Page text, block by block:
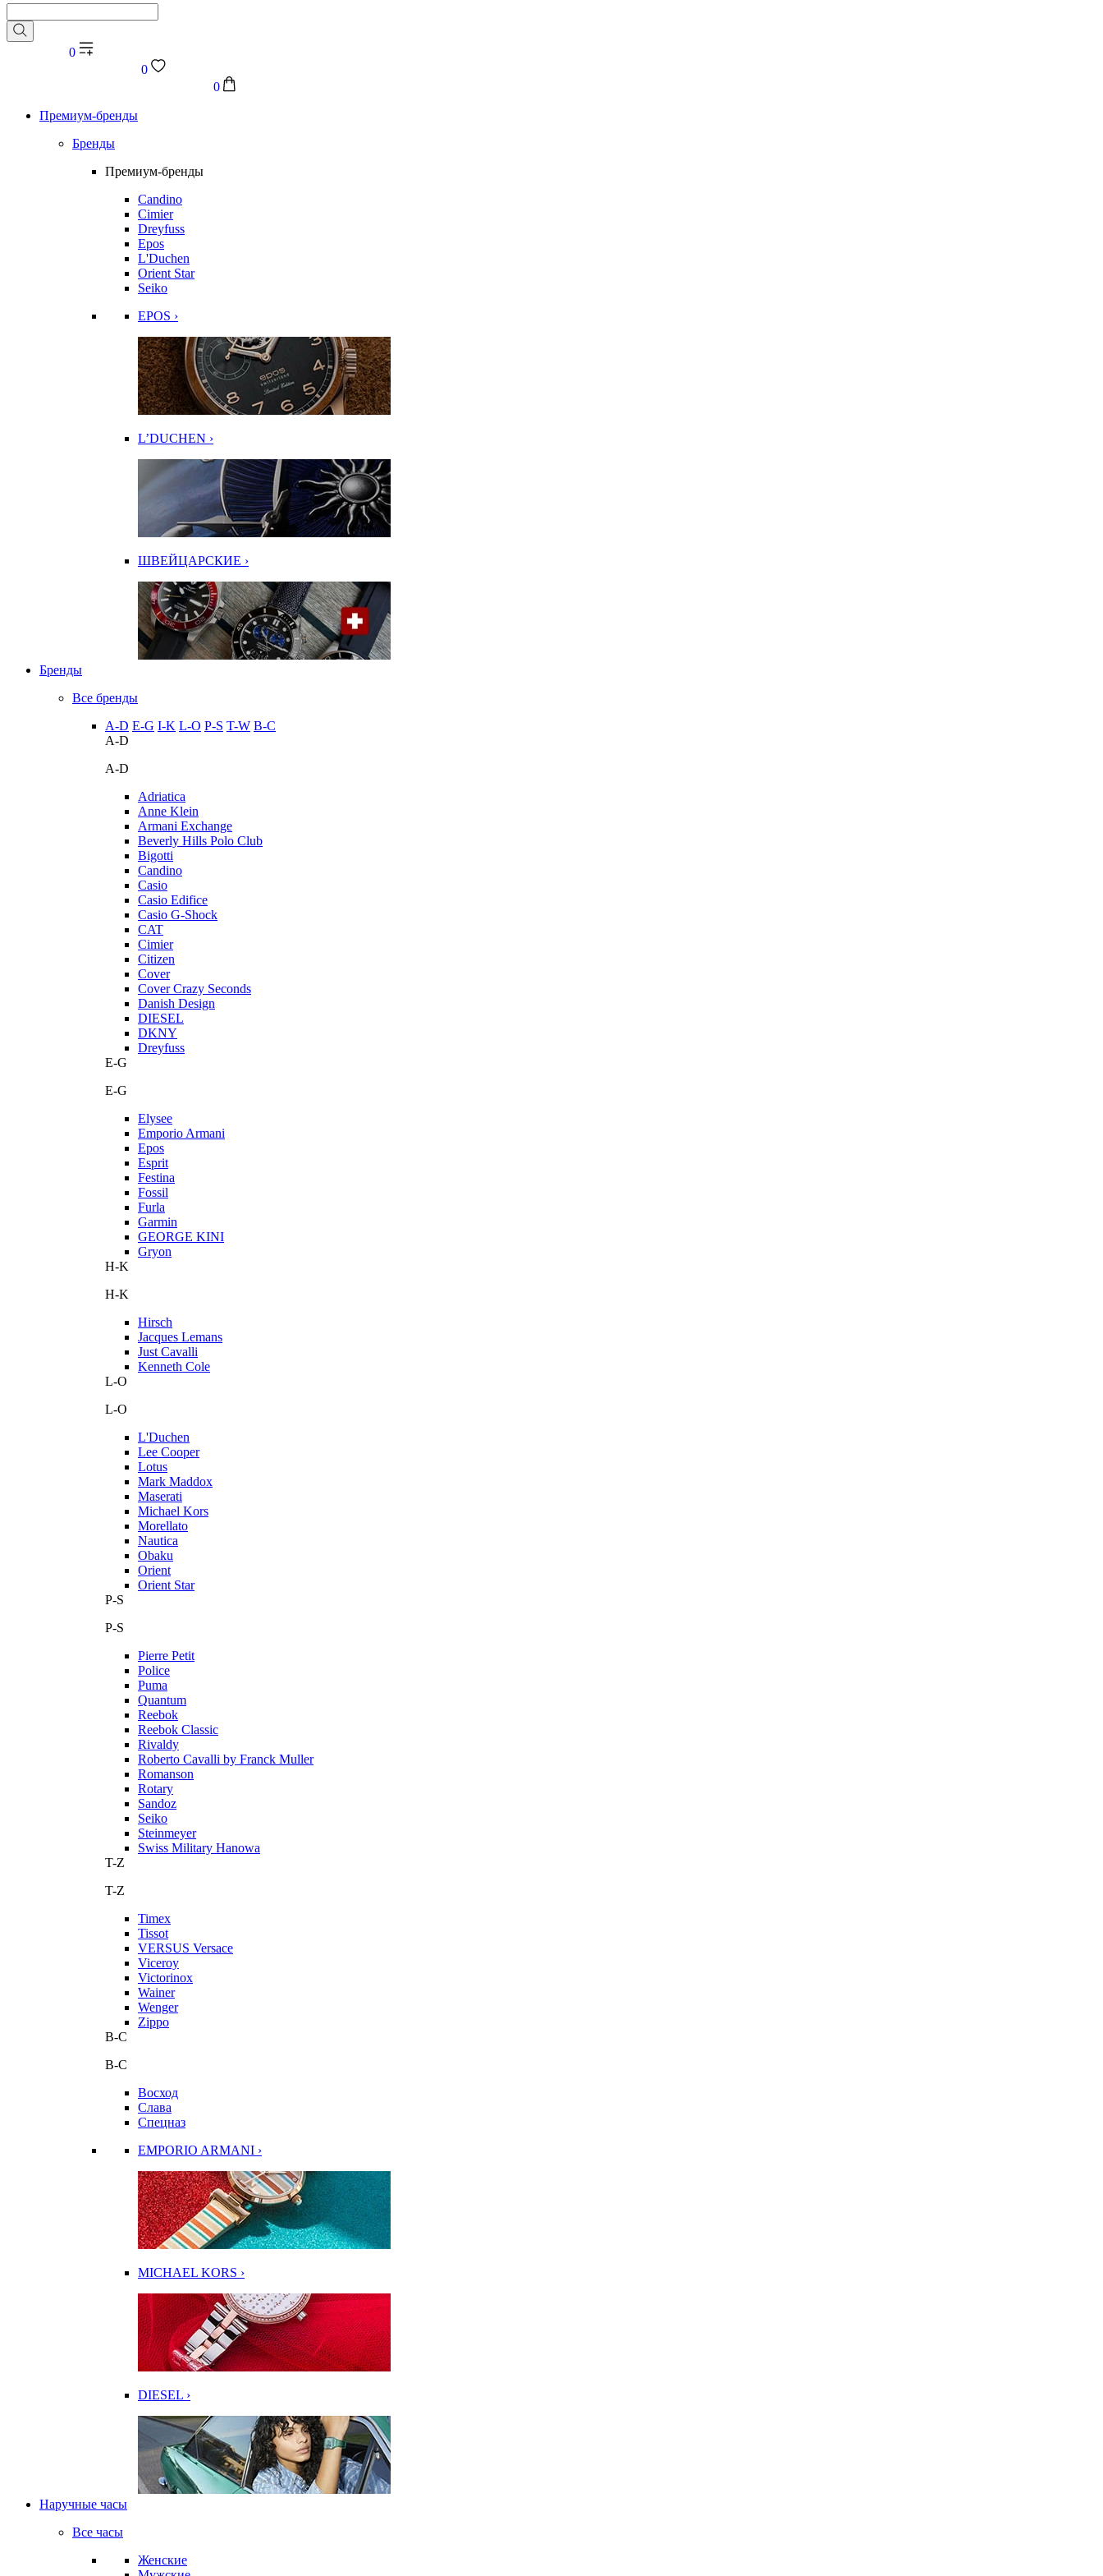
0
0
0
Премиум-бренды
Бренды
Премиум-бренды
Candino
Cimier
Dreyfuss
Epos
L'Duchen
Orient Star
Seiko
EPOS ›
L’DUCHEN ›
ШВЕЙЦАРСКИЕ ›
Бренды
Все бренды
A-D E-G I-K L-O P-S T-W В-С
A-D
A-D
Adriatica
Anne Klein
Armani Exchange
Beverly Hills Polo Club
Bigotti
Candino
Casio
Casio Edifice
Casio G-Shock
CAT
Cimier
Citizen
Cover
Cover Crazy Seconds
Danish Design
DIESEL
DKNY
Dreyfuss
E-G
E-G
Elysee
Emporio Armani
Epos
Esprit
Festina
Fossil
Furla
Garmin
GEORGE KINI
Gryon
H-K
H-K
Hirsch
Jacques Lemans
Just Cavalli
Kenneth Cole
L-O
L-O
L'Duchen
Lee Cooper
Lotus
Mark Maddox
Maserati
Michael Kors
Morellato
Nautica
Obaku
Orient
Orient Star
P-S
P-S
Pierre Petit
Police
Puma
Quantum
Reebok
Reebok Classic
Rivaldy
Roberto Cavalli by Franck Muller
Romanson
Rotary
Sandoz
Seiko
Steinmeyer
Swiss Military Hanowa
T-Z
T-Z
Timex
Tissot
VERSUS Versace
Viceroy
Victorinox
Wainer
Wenger
Zippo
В-С
В-С
Восход
Слава
Спецназ
EMPORIO ARMANI ›
MICHAEL KORS ›
DIESEL ›
Наручные часы
Все часы
Женские